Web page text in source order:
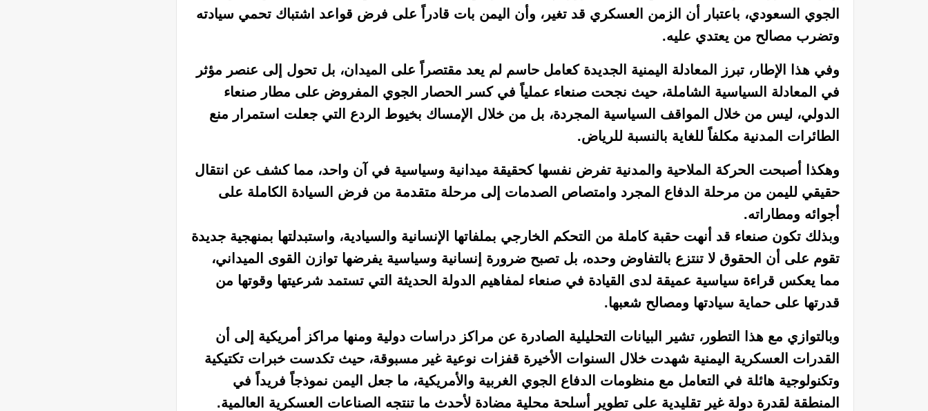
الجوي السعودي، باعتبار أن الزمن العسكري قد تغير، وأن اليمن بات قادراً على فرض قواعد اشتباك تحمي سيادته
وتضرب مصالح من يعتدي عليه.
وفي هذا الإطار، تبرز المعادلة اليمنية الجديدة كعامل حاسم لم يعد مقتصراً على الميدان، بل تحول إلى عنصر مؤثر
في المعادلة السياسية الشاملة، حيث نجحت صنعاء عملياً في كسر الحصار الجوي المفروض على مطار صنعاء
الدولي، ليس من خلال المواقف السياسية المجردة، بل من خلال الإمساك بخيوط الردع التي جعلت استمرار منع
الطائرات المدنية مكلفاً للغاية بالنسبة للرياض.
وهكذا أصبحت الحركة الملاحية والمدنية تفرض نفسها كحقيقة ميدانية وسياسية في آن واحد، مما كشف عن انتقال
حقيقي لليمن من مرحلة الدفاع المجرد وامتصاص الصدمات إلى مرحلة متقدمة من فرض السيادة الكاملة على
أجوائه ومطاراته.
وبذلك تكون صنعاء قد أنهت حقبة كاملة من التحكم الخارجي بملفاتها الإنسانية والسيادية، واستبدلتها بمنهجية جديدة
تقوم على أن الحقوق لا تنتزع بالتفاوض وحده، بل تصبح ضرورة إنسانية وسياسية يفرضها توازن القوى الميداني،
مما يعكس قراءة سياسية عميقة لدى القيادة في صنعاء لمفاهيم الدولة الحديثة التي تستمد شرعيتها وقوتها من
قدرتها على حماية سيادتها ومصالح شعبها.
وبالتوازي مع هذا التطور، تشير البيانات التحليلية الصادرة عن مراكز دراسات دولية ومنها مراكز أمريكية إلى أن
القدرات العسكرية اليمنية شهدت خلال السنوات الأخيرة قفزات نوعية غير مسبوقة، حيث تكدست خبرات تكتيكية
وتكنولوجية هائلة في التعامل مع منظومات الدفاع الجوي الغربية والأمريكية، ما جعل اليمن نموذجاً فريداً في
المنطقة لقدرة دولة غير تقليدية على تطوير أسلحة محلية مضادة لأحدث ما تنتجه الصناعات العسكرية العالمية.